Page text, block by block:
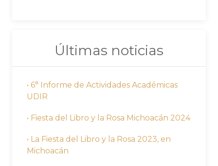
Últimas noticias
• 6° Informe de Actividades Académicas
UDIR
• Fiesta del Libro y la Rosa Michoacán 2024
• La Fiesta del Libro y la Rosa 2023, en
Michoacán